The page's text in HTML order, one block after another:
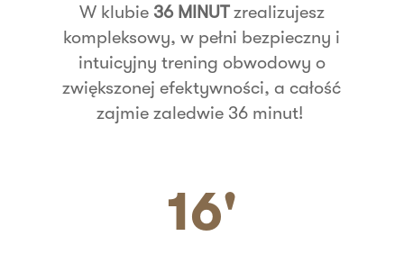
W klubie 36 MINUTzrealizujesz
kompleksowy, w pełni bezpieczny i
intuicyjny trening obwodowy o
zwiększonej efektywności, a całość
zajmie zaledwie 36 minut!
16'